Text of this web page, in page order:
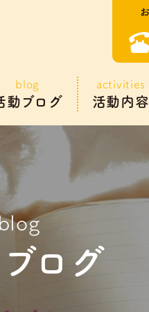
blog
動ブログ
activities
活動内容
ログ